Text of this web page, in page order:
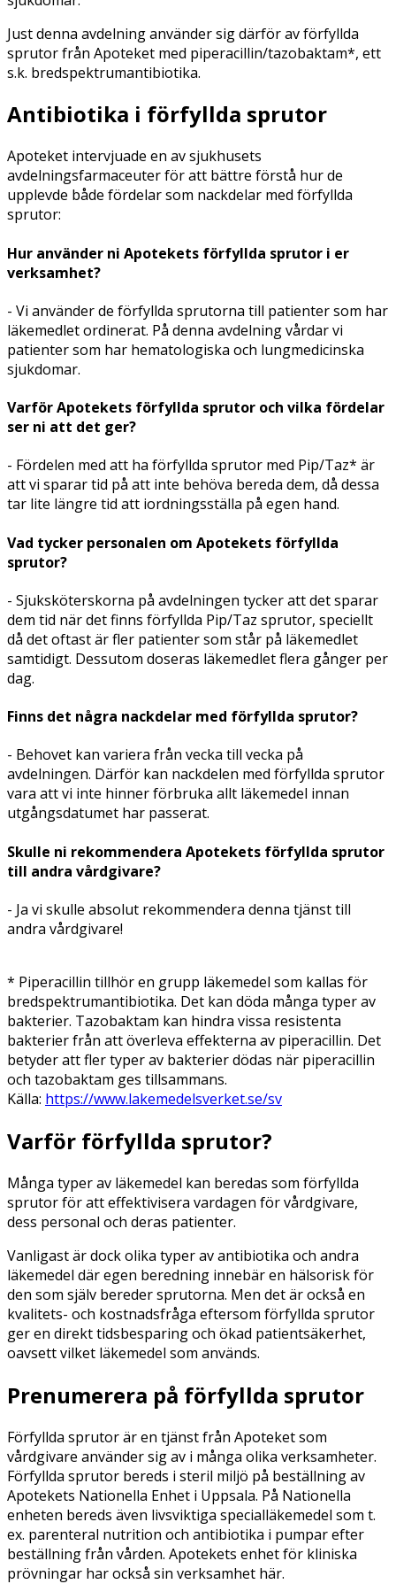
Just denna avdelning använder sig därför av förfyllda
sprutor från Apoteket med piperacillin/tazobaktam*, ett
s.k. bredspektrumantibiotika.
Antibiotika i förfyllda sprutor
Apoteket intervjuade en av sjukhusets
avdelningsfarmaceuter för att bättre förstå hur de
upplevde både fördelar som nackdelar med förfyllda
sprutor:
Hur använder ni Apotekets förfyllda sprutor i er
verksamhet?
- Vi använder de förfyllda sprutorna till patienter som har
läkemedlet ordinerat. På denna avdelning vårdar vi
patienter som har hematologiska och lungmedicinska
sjukdomar.
Varför Apotekets förfyllda sprutor och vilka fördelar
ser ni att det ger?
- Fördelen med att ha förfyllda sprutor med Pip/Taz* är
att vi sparar tid på att inte behöva bereda dem, då dessa
tar lite längre tid att iordningsställa på egen hand.
Vad tycker personalen om Apotekets förfyllda
sprutor?
- Sjuksköterskorna på avdelningen tycker att det sparar
dem tid när det finns förfyllda Pip/Taz sprutor, speciellt
då det oftast är fler patienter som står på läkemedlet
samtidigt. Dessutom doseras läkemedlet flera gånger per
dag.
Finns det några nackdelar med förfyllda sprutor?
- Behovet kan variera från vecka till vecka på
avdelningen. Därför kan nackdelen med förfyllda sprutor
vara att vi inte hinner förbruka allt läkemedel innan
utgångsdatumet har passerat.
Skulle ni rekommendera Apotekets förfyllda sprutor
till andra vårdgivare?
- Ja vi skulle absolut rekommendera denna tjänst till
andra vårdgivare!
* Piperacillin tillhör en grupp läkemedel som kallas för
bredspektrumantibiotika. Det kan döda många typer av
bakterier. Tazobaktam kan hindra vissa resistenta
bakterier från att överleva effekterna av piperacillin. Det
betyder att fler typer av bakterier dödas när piperacillin
och tazobaktam ges tillsammans.
Källa: https://www.lakemedelsverket.se/sv
Varför förfyllda sprutor?
Många typer av läkemedel kan beredas som förfyllda
sprutor för att effektivisera vardagen för vårdgivare,
dess personal och deras patienter.
Vanligast är dock olika typer av antibiotika och andra
läkemedel där egen beredning innebär en hälsorisk för
den som själv bereder sprutorna. Men det är också en
kvalitets- och kostnadsfråga eftersom förfyllda sprutor
ger en direkt tidsbesparing och ökad patientsäkerhet,
oavsett vilket läkemedel som används.
Prenumerera på förfyllda sprutor
Förfyllda sprutor är en tjänst från Apoteket som
vårdgivare använder sig av i många olika verksamheter.
Förfyllda sprutor bereds i steril miljö på beställning av
Apotekets Nationella Enhet i Uppsala. På Nationella
enheten bereds även livsviktiga specialläkemedel som t.
ex. parenteral nutrition och antibiotika i pumpar efter
beställning från vården. Apotekets enhet för kliniska
prövningar har också sin verksamhet här.